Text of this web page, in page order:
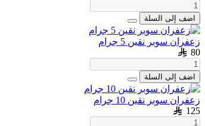
اضف إلى السلة
زعفران سوبر نقين 5 جرام
80
اضف إلى السلة
زعفران سوبر نقين 10 جرام
125